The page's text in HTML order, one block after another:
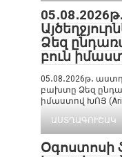
Ձեզ
բուն
05․08․2026թ․
բախտը Ձեզ
իմաստով ԽՈՅ
ԱՍՏՂԱԳՈՒՇԱԿ
Օգոստոսի